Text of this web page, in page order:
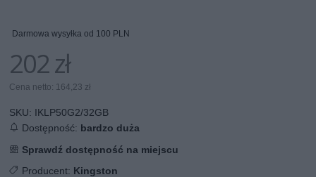
Darmowa wysyłka od 100 PLN
202 zł
Cena netto: 164,23 zł
SKU: IKLP50G2/32GB
Dostępność: bardzo duża
Sprawdź dostępność na miejscu
Producent: Kingston